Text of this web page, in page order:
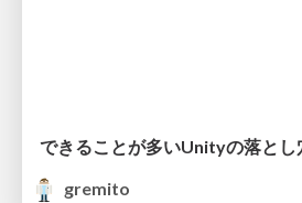
gremito